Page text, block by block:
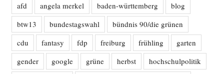
afd angela merkel baden-württemberg
blog
btw13
bundestagswahl
bündnis 90/die grünen
cdu
fantasy fdp freiburg frühling
garten
gender
google grüne herbst
hochschulpolitik